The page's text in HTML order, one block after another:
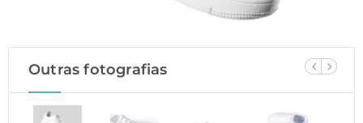
Outras fotografias